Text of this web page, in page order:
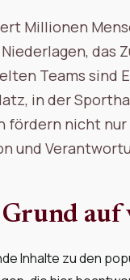
Millionen
das
Teams sind
in der
fördern nicht
und
auf
Inhalte zu den